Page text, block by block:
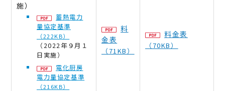
施）
蓄熱電力
量協定基準
（222KB）
（2022年９月１
日実施）
電化厨房
電力量協定基準
（216KB）
料
金表
（71KB）
料金表
（70KB）